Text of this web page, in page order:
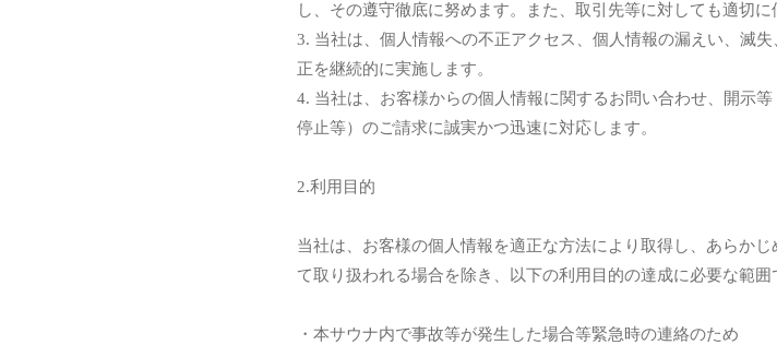
し、その遵守徹底に努めます。また、取引先等に対しても適切に
3. 当社は、個人情報への不正アクセス、個人情報の漏えい、滅
正を継続的に実施します。
4. 当社は、お客様からの個人情報に関するお問い合わせ、開示
停止等）のご請求に誠実かつ迅速に対応します。
2.利用目的
当社は、お客様の個人情報を適正な方法により取得し、あらか
て取り扱われる場合を除き、以下の利用目的の達成に必要な範囲
・本サウナ内で事故等が発生した場合等緊急時の連絡のため